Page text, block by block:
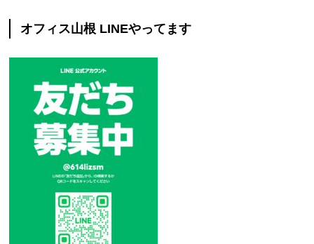
オフィス山根 LINEやってます